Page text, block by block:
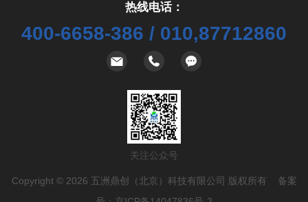
表
热线电话：
400-6658-386 / 010,87712860
关注公众号
Copyright © 2026 五洲鼎创（北京）科技有限公司 版权所有 备案